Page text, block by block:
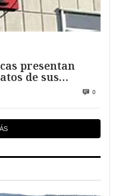
presentan
de sus
0